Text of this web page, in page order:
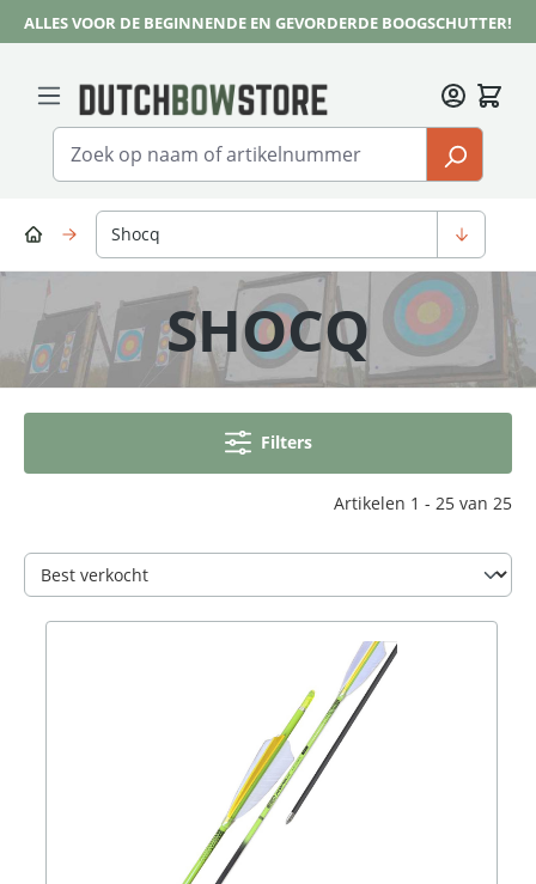
Ga naar de hoofdinhoud
ALLES VOOR DE BEGINNENDE EN GEVORDERDE BOOGSCHUTTER!
Shocq
SHOCQ
Filters
Artikelen 1 - 25 van 25